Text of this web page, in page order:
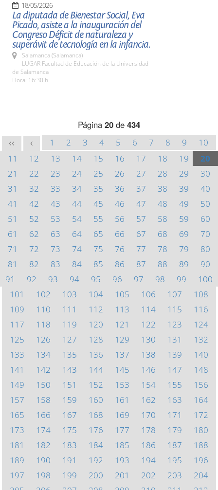
18/05/2026
La diputada de Bienestar Social, Eva
Picado, asiste a la inauguración del
Congreso Déficit de naturaleza y
superávit de tecnología en la infancia.
Salamanca (Salamanca)
LUGAR Facultad de Educación de la Universidad
de Salamanca
Hora: 16:30 h.
Página 20 de 434
<< < 1 2 3 4 5 6 7 8 9
10
11
12 13 14 15 16 17 18 19
20
21
22 23 24 25 26 27 28 29
30
31
32 33 34 35 36 37 38 39
40
41
42 43 44 45 46 47 48 49
50
51
52 53 54 55 56 57 58 59
60
61
62 63 64 65 66 67 68 69
70
71
72 73 74 75 76 77 78 79
80
81
82 83 84 85 86 87 88 89
90
91
92 93 94 95 96 97 98 99
100
101
102 103 104 105 106 107
108
109
110 111 112 113 114 115
116
117
118 119 120 121 122 123
124
125
126 127 128 129 130 131
132
133
134 135 136 137 138 139
140
141
142 143 144 145 146 147
148
149
150 151 152 153 154 155
156
157
158 159 160 161 162 163
164
165
166 167 168 169 170 171
172
173
174 175 176 177 178 179
180
181
182 183 184 185 186 187
188
189
190 191 192 193 194 195
196
197
198 199 200 201 202 203
204